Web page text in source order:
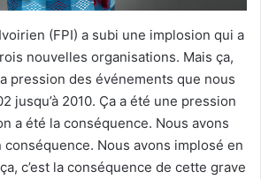
(FPI) a subi une implosion qui a
nouvelles organisations. Mais ça,
pression des événements que nous
jusqu’à 2010. Ça a été une pression
a été la conséquence. Nous avons
Nous avons implosé en
c’est la conséquence de cette grave